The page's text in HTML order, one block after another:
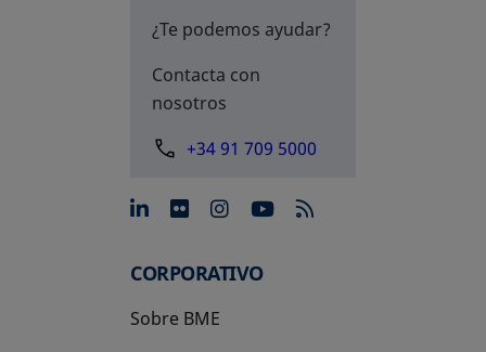
¿Te podemos ayudar?
Contacta con
nosotros
+34 91 709 5000
se abre en una pestaña
se abre en una pestaña
se abre en una
se abre en una
CORPORATIVO
Sobre BME